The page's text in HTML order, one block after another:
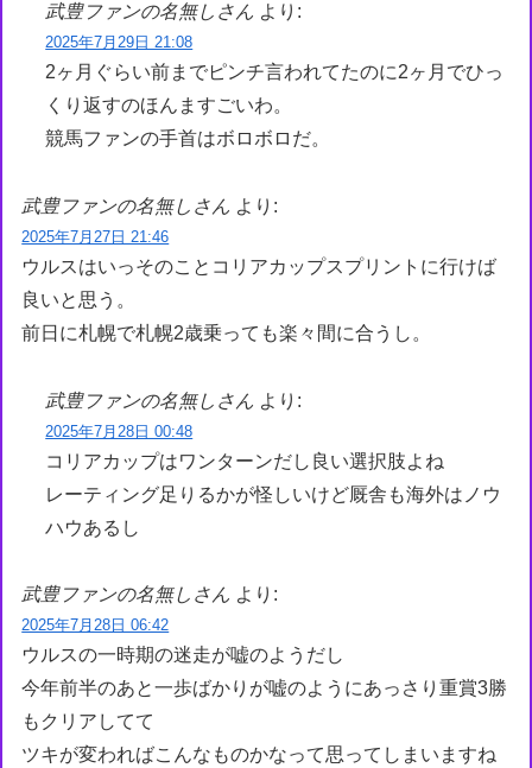
武豊ファンの名無しさん より:
2025年7月29日 21:08
2ヶ月ぐらい前までピンチ言われてたのに2ヶ月でひっ
くり返すのほんますごいわ。
競馬ファンの手首はボロボロだ。
武豊ファンの名無しさん より:
2025年7月27日 21:46
ウルスはいっそのことコリアカップスプリントに行けば
良いと思う。
前日に札幌で札幌2歳乗っても楽々間に合うし。
武豊ファンの名無しさん より:
2025年7月28日 00:48
コリアカップはワンターンだし良い選択肢よね
レーティング足りるかが怪しいけど厩舎も海外はノウ
ハウあるし
武豊ファンの名無しさん より:
2025年7月28日 06:42
ウルスの一時期の迷走が嘘のようだし
今年前半のあと一歩ばかりが嘘のようにあっさり重賞3勝
もクリアしてて
ツキが変わればこんなものかなって思ってしまいますね